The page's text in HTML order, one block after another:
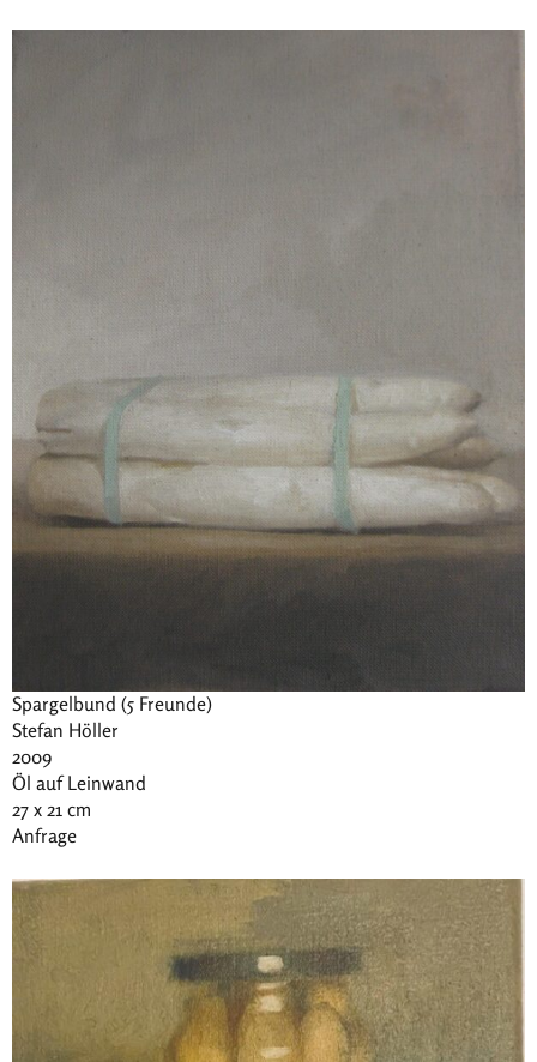
Spargelbund (5 Freunde)
Stefan Höller
2009
Öl auf Leinwand
27 x 21 cm
Anfrage